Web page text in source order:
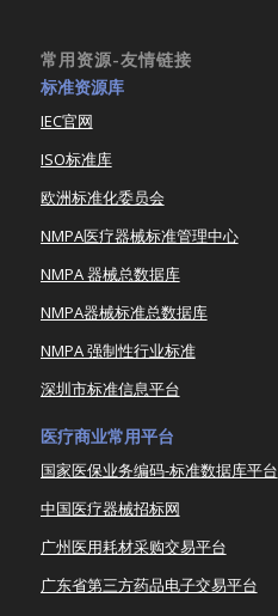
常用资源-友情链接
标准资源库
IEC官网
ISO标准库
欧洲标准化委员会
NMPA医疗器械标准管理中心
NMPA 器械总数据库
NMPA器械标准总数据库
NMPA 强制性行业标准
深圳市标准信息平台
医疗商业常用平台
国家医保业务编码-标准数据库平台
中国医疗器械招标网
广州医用耗材采购交易平台
广东省第三方药品电子交易平台